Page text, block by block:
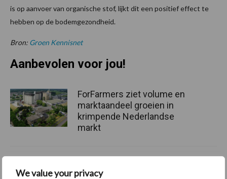
We value your privacy
is op aanvoer van organische stof, lijkt dit een positief effect te
hebben op de bodemgezondheid.
Bron: Groen Kennisnet
Aanbevolen voor jou!
ForFarmers ziet volume en
marktaandeel groeien in
krimpende Nederlandse
markt
een langere levensduur